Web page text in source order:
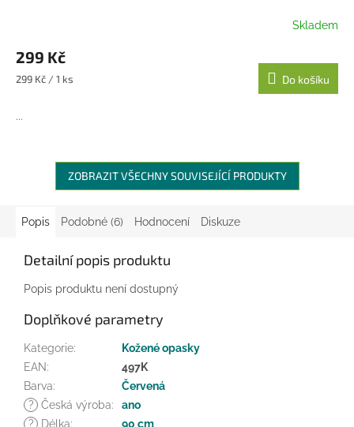
Skladem
299 Kč
Měrná
299 Kč / 1 ks Do košíku
...
ZOBRAZIT VŠECHNY SOUVISEJÍCÍ PRODUKTY
Popis Podobné (6) Hodnocení Diskuze
Detailní popis produktu
Popis produktu není dostupný
Doplňkové parametry
Kategorie:
Kožené opasky
EAN:
497K
Barva:
Červená
?
Česká výroba:
ano
?
Délka: 90 cm